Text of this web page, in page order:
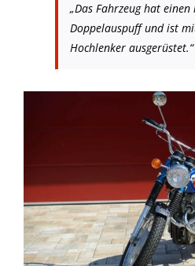
„Das Fahrzeug hat
Doppelauspuff und ist
Hochlenker ausgerüstet.“